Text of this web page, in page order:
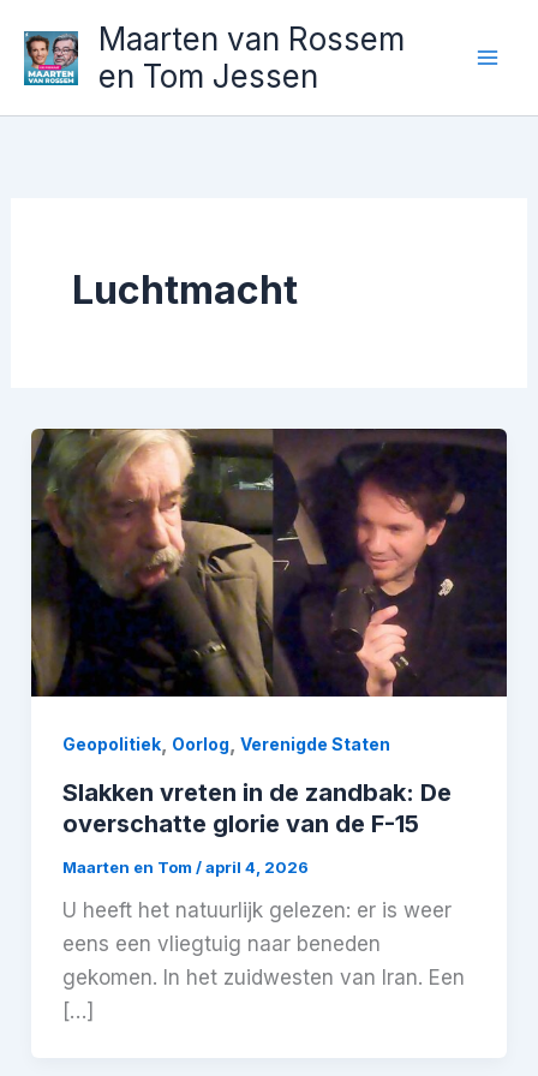
naar
inhoud
Maarten van Rossem
en Tom Jessen
Luchtmacht
Geopolitiek, Oorlog, Verenigde Staten
Slakken vreten in de zandbak: De
overschatte glorie van de F-15
Maarten en Tom /april 4, 2026
U heeft het natuurlijk gelezen: er is weer
eens een vliegtuig naar beneden
gekomen. In het zuidwesten van Iran. Een
[…]